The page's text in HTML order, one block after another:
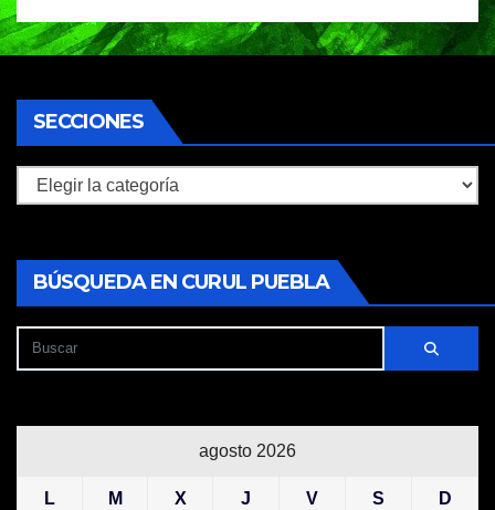
SECCIONES
Secciones
BÚSQUEDA EN CURUL PUEBLA
agosto 2026
L M X J V S D